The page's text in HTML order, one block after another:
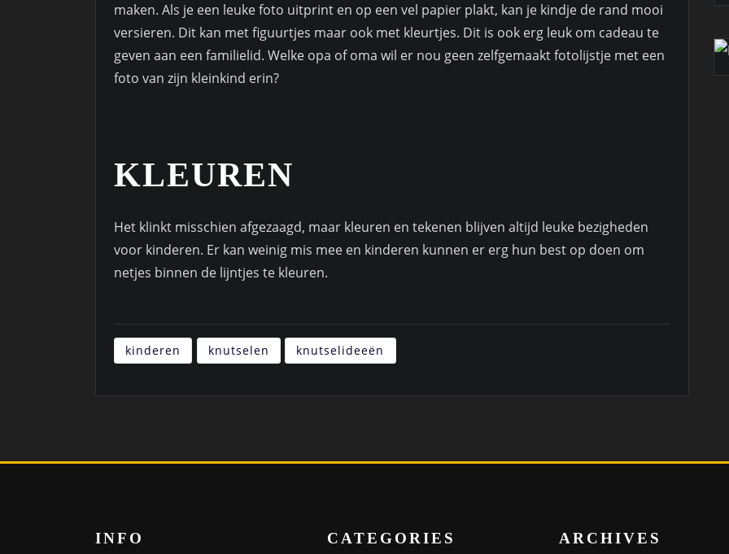
maken. Als je een leuke foto uitprint en op een vel papier plakt, kan je kindje de rand mooi
versieren. Dit kan met figuurtjes maar ook met kleurtjes. Dit is ook erg leuk om cadeau te
geven aan een familielid. Welke opa of oma wil er nou geen zelfgemaakt fotolijstje met een
foto van zijn kleinkind erin?
KLEUREN
Het klinkt misschien afgezaagd, maar kleuren en tekenen blijven altijd leuke bezigheden
voor kinderen. Er kan weinig mis mee en kinderen kunnen er erg hun best op doen om
netjes binnen de lijntjes te kleuren.
kinderen knutselen knutselideeën
INFO CATEGORIES ARCHIVES